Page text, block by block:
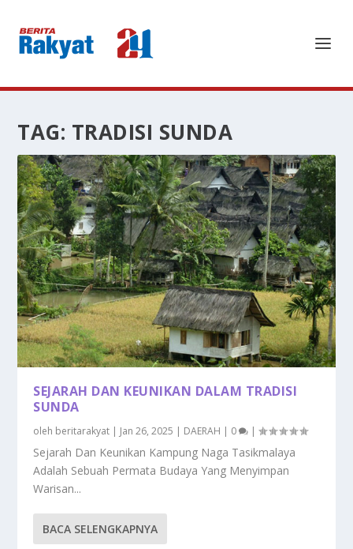
TAG: TRADISI SUNDA
SEJARAH DAN KEUNIKAN DALAM TRADISI
SUNDA
oleh beritarakyat | Jan 26, 2025 | DAERAH | 0 |
Sejarah Dan Keunikan Kampung Naga Tasikmalaya
Adalah Sebuah Permata Budaya Yang Menyimpan
Warisan...
BACA SELENGKAPNYA